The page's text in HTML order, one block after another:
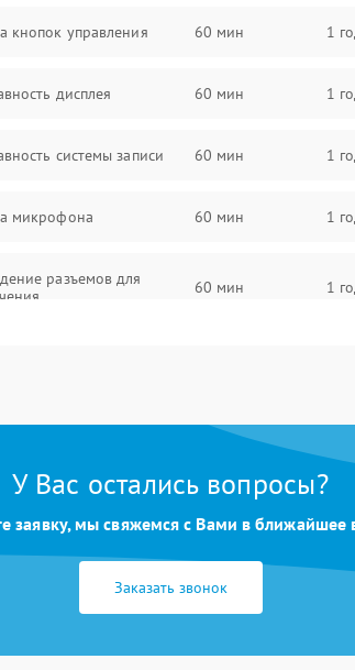
кнопок управления 60 мин 1
дисплея 60 мин 1
системы записи 60 мин 1
микрофона 60 мин 1
разъемов для
60 мин 1
60 мин
системы GPS 60 мин
системы защиты от
1
У Вас остались вопросы?
заявку, мы свяжемся с Вами в ближайшее
Заказать звонок